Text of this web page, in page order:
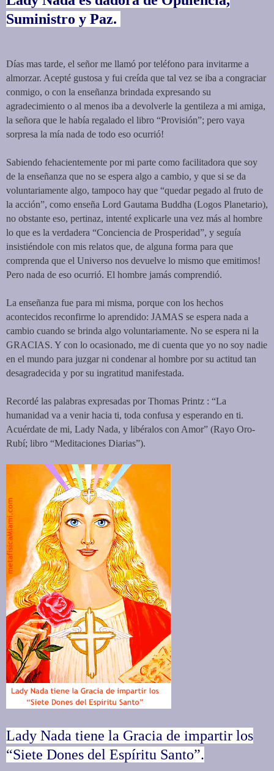
Suministro y Paz.
Días mas tarde, el señor me llamó por teléfono para invitarme a
almorzar. Acepté gustosa y fui creída que tal vez se iba a congraciar
conmigo, o con la enseñanza brindada expresando su
agradecimiento o al menos iba a devolverle la gentileza a mi amiga,
la señora que le había regalado el libro “Provisión”; pero vaya
sorpresa la mía nada de todo eso ocurrió!
Sabiendo fehacientemente por mi parte como facilitadora que soy
de la enseñanza que no se espera algo a cambio, y que si se da
voluntariamente algo, tampoco hay que “quedar pegado al fruto de
la acción”, como enseña Lord Gautama Buddha (Logos Planetario),
no obstante eso, pertinaz, intenté explicarle una vez más al hombre
lo que es la verdadera “Conciencia de Prosperidad”, y seguía
insistiéndole con mis relatos que, de alguna forma para que
comprenda que el Universo nos devuelve lo mismo que emitimos!
Pero nada de eso ocurrió. El hombre jamás comprendió.
La enseñanza fue para mi misma, porque con los hechos
acontecidos reconfirme lo aprendido: JAMAS se espera nada a
cambio cuando se brinda algo voluntariamente. No se espera ni la
GRACIAS. Y con lo ocasionado, me di cuenta que yo no soy nadie
en el mundo para juzgar ni condenar al hombre por su actitud tan
desagradecida y por su ingratitud manifestada.
Recordé las palabras expresadas por Thomas Printz : “La
humanidad va a venir hacia ti, toda confusa y esperando en ti.
Acuérdate de mi, Lady Nada, y libéralos con Amor” (Rayo Oro-
Rubí; libro “Meditaciones Diarias”).
Lady Nada tiene la Gracia de impartir los
“Siete Dones del Espíritu Santo”.